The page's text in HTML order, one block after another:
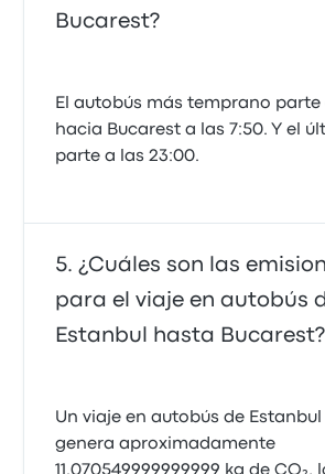
Bucarest?
El autobús más temprano parte
hacia Bucarest a las 7:50. Y el
parte a las 23:00.
¿Cuáles son las
para el viaje en autobús
Estanbul hasta Bucarest?
Un viaje en autobús de
genera aproximadamente